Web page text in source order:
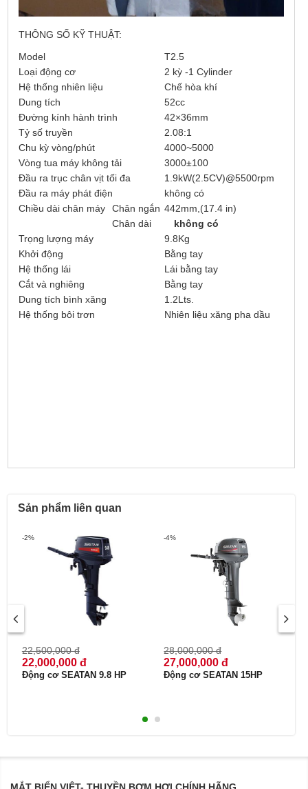
THÔNG SỐ KỸ THUẬT:
Model
T2.5
Loại động cơ
2 kỳ -1 Cylinder
Hệ thống nhiên liệu
Chế hòa khí
Dung tích
52cc
Đường kính hành trình
42×36mm
Tỷ số truyền
2.08:1
Chu kỳ vòng/phút
4000~5000
Vòng tua máy không tải
3000±100
Đầu ra trục chân vịt tối đa
1.9kW(2.5CV)@5500rpm
Đầu ra máy phát điện
không có
Chiều dài chân máy
Chân ngắn 442mm,(17.4 in)
Chân dài
không có
Trọng lượng máy
9.8Kg
Khởi động
Bằng tay
Hệ thống lái
Lái bằng tay
Cắt và nghiêng
Bằng tay
Dung tích bình xăng
1.2Lts.
Hệ thống bôi trơn
Nhiên liệu xăng pha dầu
Sản phẩm liên quan
-2%
22,500,000 đ
22,000,000 đ
Động cơ SEATAN 9.8 HP
-4%
28,000,000 đ
27,000,000 đ
Động cơ SEATAN 15HP